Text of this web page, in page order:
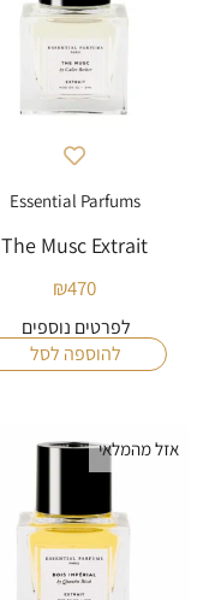
Essential Parfums
The Musc Extrait
₪470
לפרטים נוספים
להוספה לסל
אזל מהמלאי